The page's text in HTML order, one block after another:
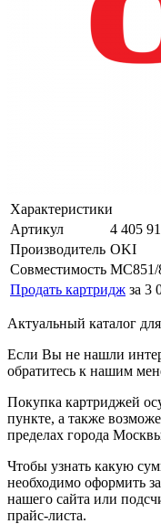
Характеристики
Артикул
4 405
Производитель OKI
Совместимость MC851/
Продать картридж за 3
Актуальный каталог для
Если Вы не нашли
обратитесь к нашим
Покупка картриджей
пункте, а также
пределах города
Чтобы узнать какую
необходимо оформить
нашего сайта или
прайс-листа.